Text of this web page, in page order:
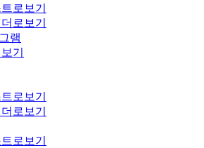
로보기
로보기
램
기
로보기
로보기
로보기